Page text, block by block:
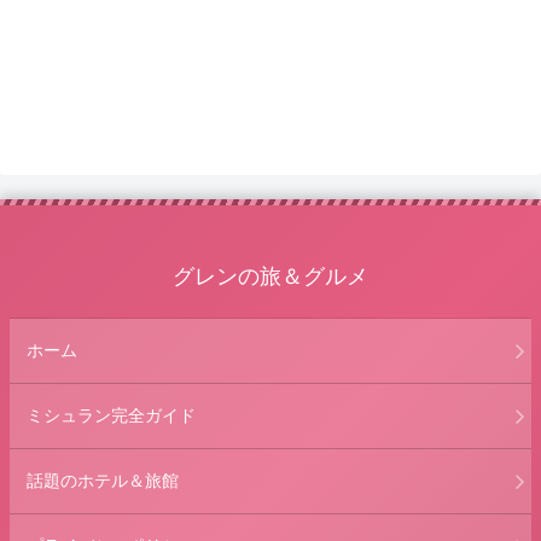
グレンの旅＆グルメ
ホーム
ミシュラン完全ガイド
話題のホテル＆旅館